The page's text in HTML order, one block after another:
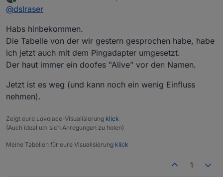
Blockly importieren.
Online
@dslraser
Habs hinbekommen.
Die Tabelle von der wir gestern gesprochen habe, habe
ich jetzt auch mit dem Pingadapter umgesetzt.
Der haut immer ein doofes "Alive" vor den Namen.
Jetzt ist es weg (und kann noch ein wenig Einfluss
nehmen).
Zeigt eure Lovelace-Visualisierung klick
(Auch ideal um sich Anregungen zu holen)
Meine Tabellen für eure Visualisierung klick
1